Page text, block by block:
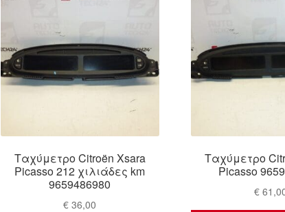
Ταχύμετρο Citroën Xsara
Picasso 212 χιλιάδες km
9659486980
€ 36,00
Ταχύμετρο
Picasso
€